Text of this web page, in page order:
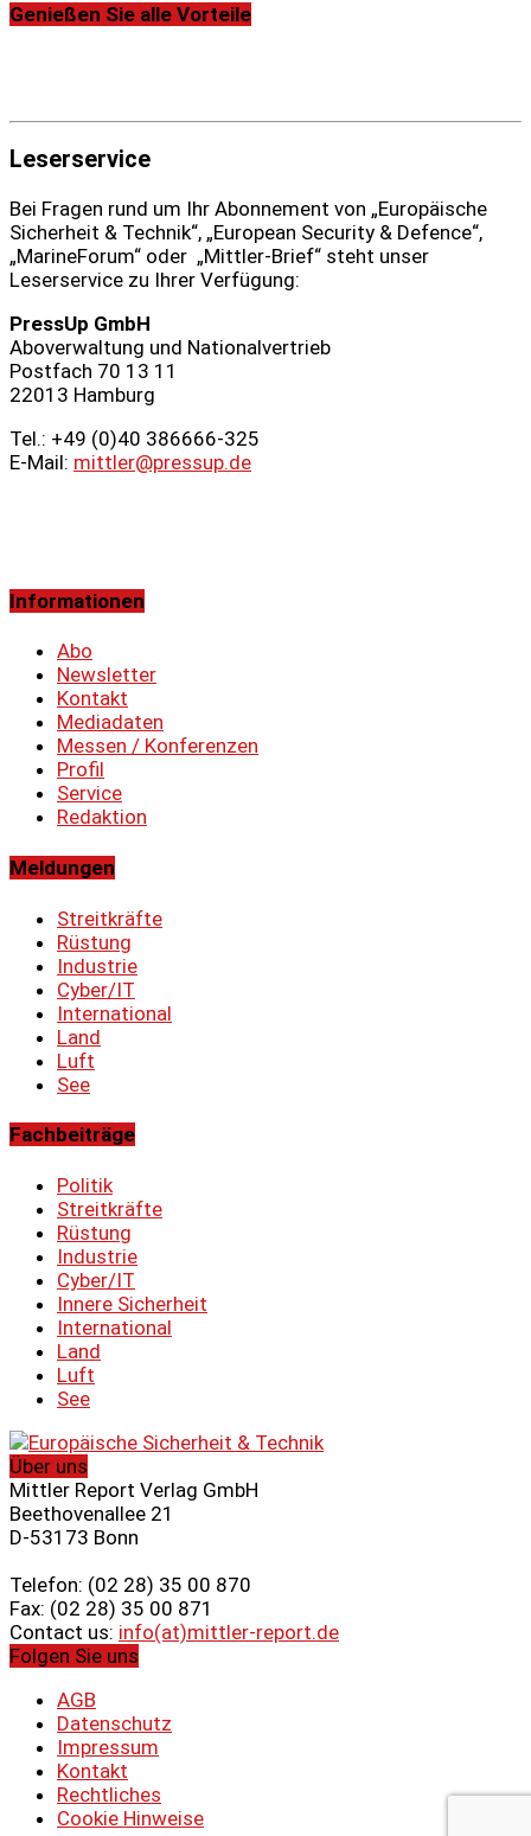
Genießen Sie alle Vorteile
Leserservice
Bei Fragen rund um Ihr Abonnement von „Europäische
Sicherheit & Technik“, „European Security & Defence“,
„MarineForum“ oder „Mittler-Brief“ steht unser
Leserservice zu Ihrer Verfügung:
PressUp GmbH
Aboverwaltung und Nationalvertrieb
Postfach 70 13 11
22013 Hamburg
Tel.: +49 (0)40 386666‑325
E-Mail: mittler@pressup.de
Informationen
Abo
Newsletter
Kontakt
Mediadaten
Messen / Konferenzen
Profil
Service
Redaktion
Meldungen
Streitkräfte
Rüstung
Industrie
Cyber/IT
International
Land
Luft
See
Fachbeiträge
Politik
Streitkräfte
Rüstung
Industrie
Cyber/IT
Innere Sicherheit
International
Land
Luft
See
Über uns
Mittler Report Verlag GmbH
Beethovenallee 21
D-53173 Bonn
Telefon: (02 28) 35 00 870
Fax: (02 28) 35 00 871
Contact us: info(at)mittler-report.de
Folgen Sie uns
AGB
Datenschutz
Impressum
Kontakt
Rechtliches
Cookie Hinweise